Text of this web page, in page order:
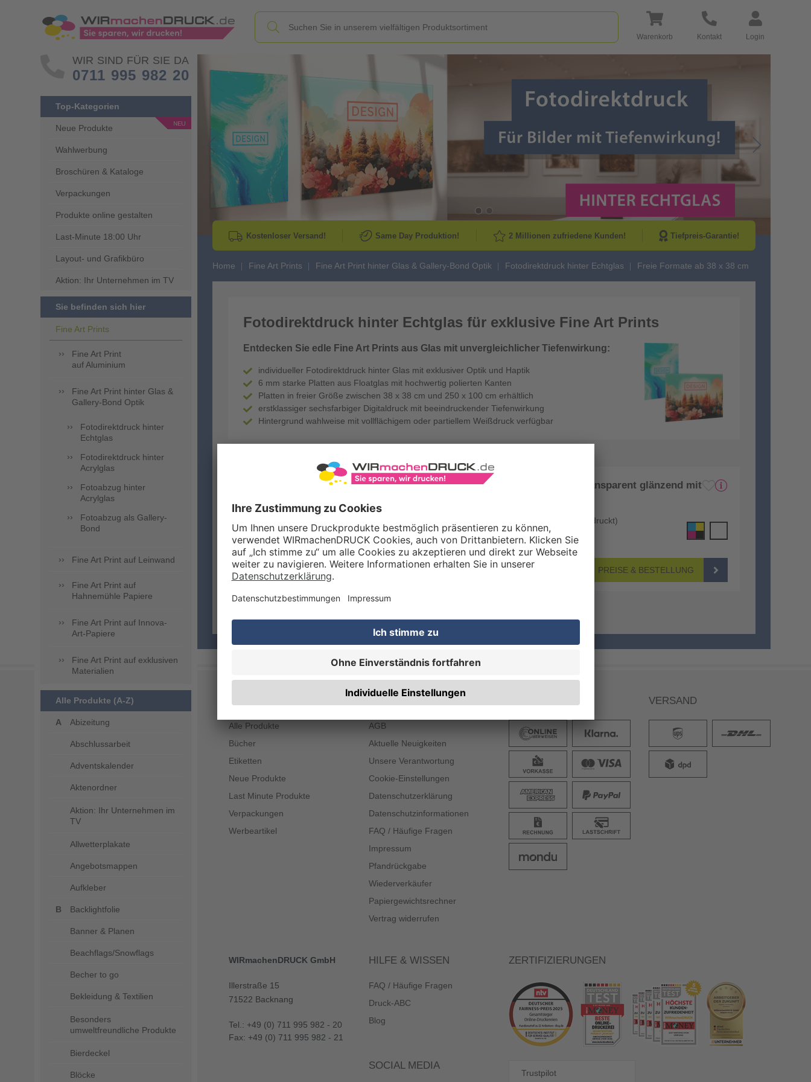
Warenkorb Kontakt Login
WIR SIND FÜR SIE DA
0711 995 982 20
Top-Kategorien
Neue Produkte
Wahlwerbung
Broschüren & Kataloge
Verpackungen
Produkte online gestalten
Last-Minute 18:00 Uhr
Layout- und Grafikbüro
Aktion: Ihr Unternehmen im TV
Sie befinden sich hier
Fine Art Prints
Fine Art Print
auf Aluminium
Fine Art Print hinter Glas &
Gallery-Bond Optik
Fotodirektdruck hinter
Echtglas
Fotodirektdruck hinter
Acrylglas
Fotoabzug hinter
Acrylglas
Fotoabzug als Gallery-
Bond
Fine Art Print auf Leinwand
Fine Art Print auf
Hahnemühle Papiere
Fine Art Print auf Innova-
Art-Papiere
Fine Art Print auf exklusiven
Materialien
Alle Produkte (A-Z)
Abizeitung
Abschlussarbeit
Adventskalender
Aktenordner
Aktion: Ihr Unternehmen im
TV
Allwetterplakate
Angebotsmappen
Aufkleber
Backlightfolie
Banner & Planen
Beachflags/Snowflags
Becher to go
Bekleidung & Textilien
Besonders
umweltfreundliche Produkte
Bierdeckel
Blöcke
Go to Previous Slide Go to Next
Kostenloser Versand! Same Day Produktion! 2 Millionen zufriedene Kunden! Tiefpreis-Garantie!
Home Fine Art Prints Fine Art Print hinter Glas & Gallery-Bond Optik Fotodirektdruck hinter Echtglas Freie Formate ab 38 x 38 cm
Fotodirektdruck hinter Echtglas für exklusive Fine Art Prints
Entdecken Sie edle Fine Art Prints aus Glas mit unvergleichlicher Tiefenwirkung:
individueller Fotodirektdruck hinter Glas mit exklusiver Optik und Haptik
6 mm starke Platten aus Floatglas mit hochwertig polierten Kanten
Platten in freier Größe zwischen 38 x 38 cm und 250 x 100 cm erhältlich
erstklassiger sechsfarbiger Digitaldruck mit beeindruckender Tiefenwirkung
Hintergrund wahlweise mit vollflächigem oder partiellem Weißdruck verfügbar
Hochwertiger Fotodirektdruck hinter Echtglas transparent glänzend mit
1 Seite (Vorderseite bedruckt, Rückseite unbedruckt)
Farbigkeit: 4/0-farbig CMYK (vollfarbig bedruckt)
PREISE & BESTELLUNG
Alle Produkte
Bücher
Etiketten
Neue Produkte
Last Minute Produkte
Verpackungen
Werbeartikel
WICHTIGE INFOS
AGB
Aktuelle Neuigkeiten
Unsere Verantwortung
Cookie-Einstellungen
Datenschutzerklärung
Datenschutzinformationen
FAQ / Häufige Fragen
Impressum
Pfandrückgabe
Wiederverkäufer
Papiergewichtsrechner
Vertrag widerrufen
VERSAND
WIRmachenDRUCK GmbH
Illerstraße 15
71522 Backnang
Tel.: +49 (0) 711 995 982 - 20
Fax: +49 (0) 711 995 982 - 21
HILFE & WISSEN
FAQ / Häufige Fragen
Druck-ABC
Blog
SOCIAL MEDIA
ZERTIFIZIERUNGEN
Trustpilot